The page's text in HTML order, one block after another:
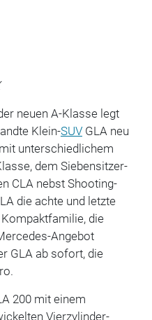
neuen A-Klasse legt
Klein-SUVGLA neu
unterschiedlichem
dem Siebensitzer-
CLA nebst Shooting-
die achte und letzte
die
Angebot
GLA ab sofort, die
200 mit einem
Vierzylinder-